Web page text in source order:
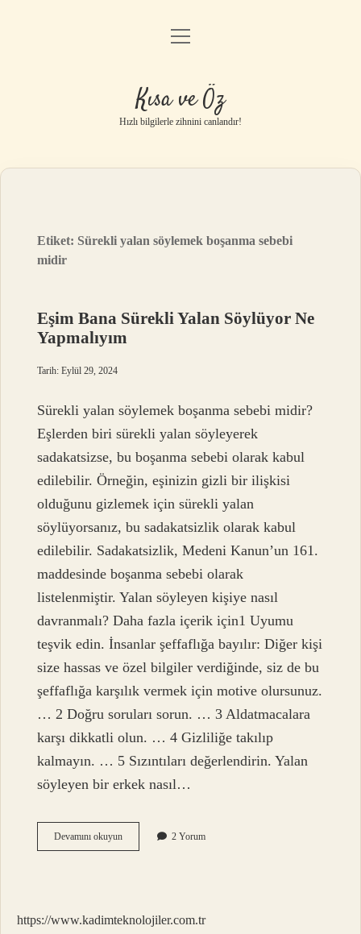
Anasayfa
Gizlilik Politikası
Yasal Uyarı
menüyü
Kısa ve Öz
Hızlı bilgilerle zihnini canlandır!
Etiket: Sürekli yalan söylemek boşanma sebebi
midir
Eşim Bana Sürekli Yalan Söylüyor Ne
Yapmalıyım
Tarih: Eylül 29, 2024
Sürekli yalan söylemek boşanma sebebi midir?
Eşlerden biri sürekli yalan söyleyerek
sadakatsizse, bu boşanma sebebi olarak kabul
edilebilir. Örneğin, eşinizin gizli bir ilişkisi
olduğunu gizlemek için sürekli yalan
söylüyorsanız, bu sadakatsizlik olarak kabul
edilebilir. Sadakatsizlik, Medeni Kanun’un 161.
maddesinde boşanma sebebi olarak
listelenmiştir. Yalan söyleyen kişiye nasıl
davranmalı? Daha fazla içerik için1 Uyumu
teşvik edin. İnsanlar şeffaflığa bayılır: Diğer kişi
size hassas ve özel bilgiler verdiğinde, siz de bu
şeffaflığa karşılık vermek için motive olursunuz.
… 2 Doğru soruları sorun. … 3 Aldatmacalara
karşı dikkatli olun. … 4 Gizliliğe takılıp
kalmayın. … 5 Sızıntıları değerlendirin. Yalan
söyleyen bir erkek nasıl…
Devamını okuyunEşim
Bana
Yapmalıyım
2 Yorum
https://www.kadimteknolojiler.com.tr